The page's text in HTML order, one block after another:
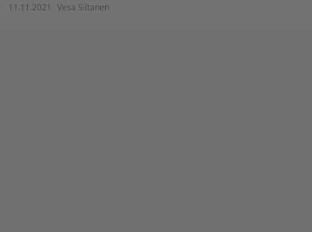
11.11.2021 Vesa Siltanen